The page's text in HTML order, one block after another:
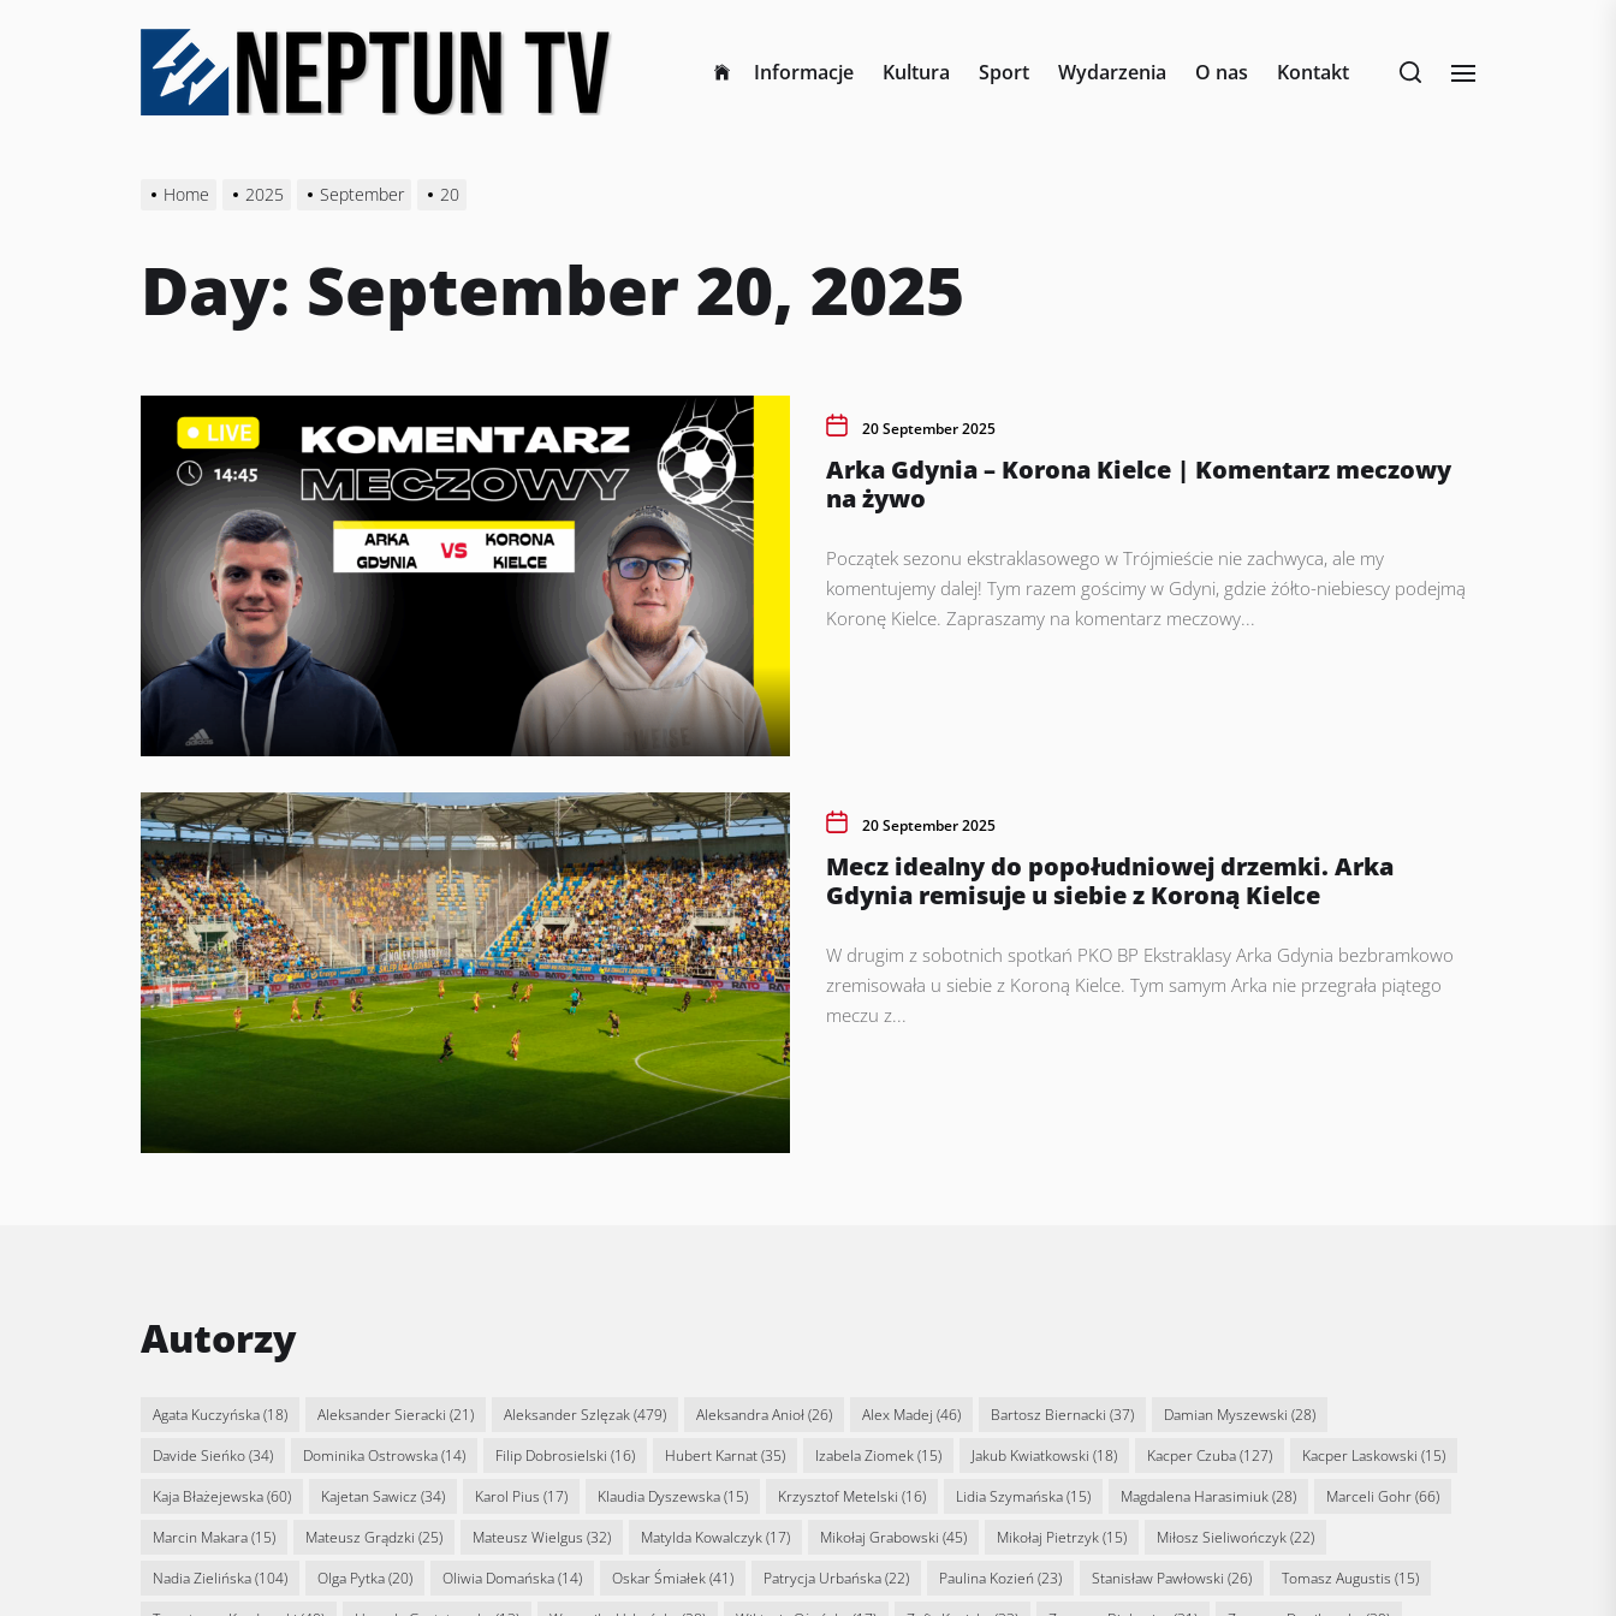
Informacje Kultura Sport Wydarzenia O nas Kontakt
Home 2025 September 20
Day: September 20, 2025
20 September 2025
Arka Gdynia – Korona Kielce | Komentarz meczowy
na żywo
Początek sezonu ekstraklasowego w Trójmieście nie zachwyca, ale my
komentujemy dalej! Tym razem gościmy w Gdyni, gdzie żółto-niebiescy podejmą
Koronę Kielce. Zapraszamy na komentarz meczowy...
20 September 2025
Mecz idealny do popołudniowej drzemki. Arka
Gdynia remisuje u siebie z Koroną Kielce
W drugim z sobotnich spotkań PKO BP Ekstraklasy Arka Gdynia bezbramkowo
zremisowała u siebie z Koroną Kielce. Tym samym Arka nie przegrała piątego
meczu z...
Autorzy
Agata Kuczyńska(18) Aleksander Sieracki (21) Aleksander Szlęzak(479) Aleksandra Anioł(26) Alex Madej (46) Bartosz Biernacki (37) Damian Myszewski (28)
Davide Sieńko(34) Dominika Ostrowska(14) Filip Dobrosielski (16) Hubert Karnat(35) Izabela Ziomek(15) Jakub Kwiatkowski (18) Kacper Czuba(127) Kacper Laskowski (15)
Kaja Błażejewska(60) Kajetan Sawicz (34) Karol Pius (17) Klaudia Dyszewska(15) Krzysztof Metelski (16) Lidia Szymańska(15) Magdalena Harasimiuk(28) Marceli Gohr(66)
Marcin Makara(15) Mateusz Grądzki (25) Mateusz Wielgus (32) Matylda Kowalczyk(17) Mikołaj Grabowski (45) Mikołaj Pietrzyk(15) Miłosz Sieliwończyk(22)
Nadia Zielińska(104) Olga Pytka(20) Oliwia Domańska(14) Oskar Śmiałek(41) Patrycja Urbańska(22) Paulina Kozień (23) Stanisław Pawłowski (26) Tomasz Augustis (15)